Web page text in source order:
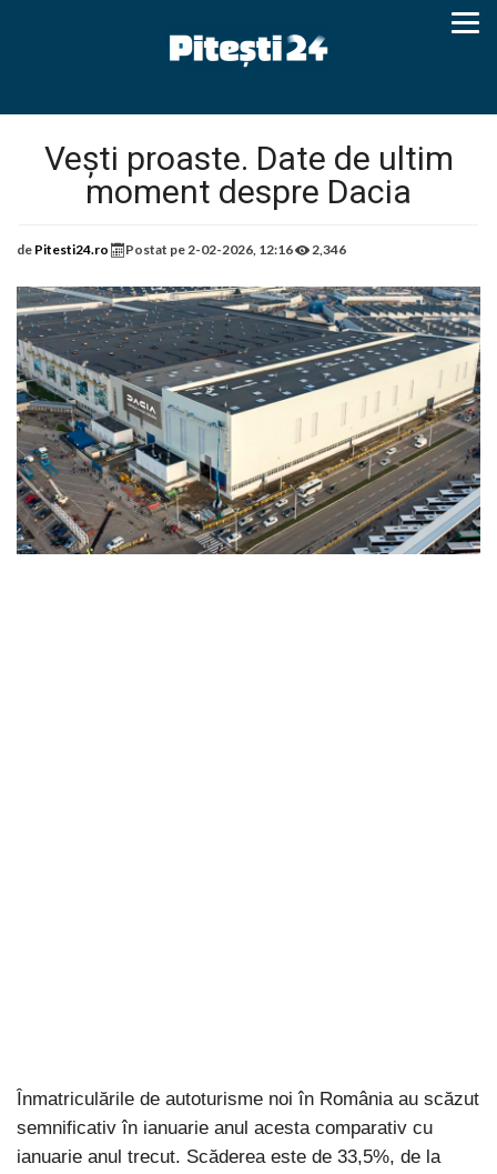
Vești proaste. Date de ultim
moment despre Dacia
de Pitesti24.ro Postat pe2-02-2026, 12:16 2,346
Înmatriculările de autoturisme noi în România au scăzut
semnificativ în ianuarie anul acesta comparativ cu
ianuarie anul trecut. Scăderea este de 33,5%, de la